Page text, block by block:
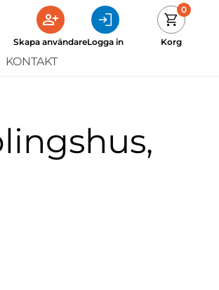
Skapa användareLogga in
0
Korg
KONTAKT